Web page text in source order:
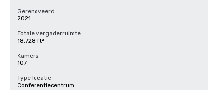
Gerenoveerd
2021
Totale vergaderruimte
18.728 ft²
Kamers
107
Type locatie
Conferentiecentrum